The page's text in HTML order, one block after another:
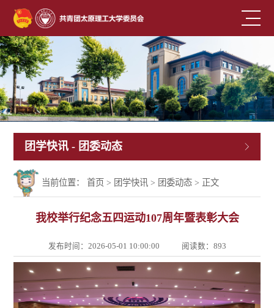
团学快讯 - 团委动态
当前位置：首页 > 团学快讯 > 团委动态 > 正文
我校举行纪念五四运动107周年暨表彰大会
发布时间：2026-05-01 10:00:00 阅读数： 893